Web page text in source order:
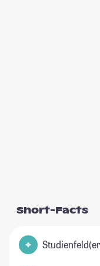
Short-Facts